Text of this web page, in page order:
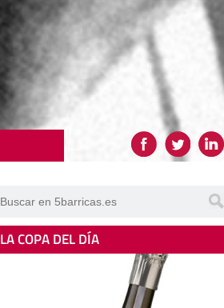
LA COPA DEL DÍA